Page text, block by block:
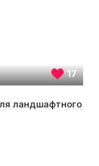
17
ландшафтного